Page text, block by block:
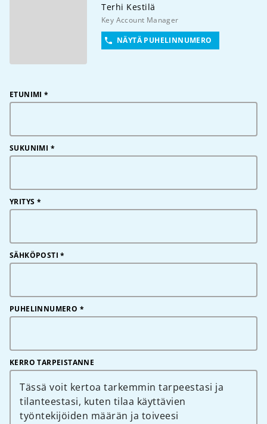
Terhi Kestilä
Key Account Manager
NÄYTÄ PUHELINNUMERO
ETUNIMI *
SUKUNIMI *
YRITYS *
SÄHKÖPOSTI *
PUHELINNUMERO *
KERRO TARPEISTANNE